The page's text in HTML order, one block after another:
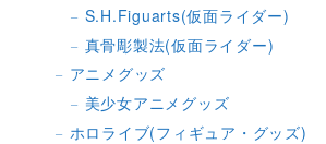
S.H.Figuarts(仮面ライダー)
真骨彫製法(仮面ライダー)
アニメグッズ
美少女アニメグッズ
ホロライブ(フィギュア・グッズ)